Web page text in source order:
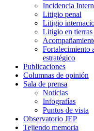
Incidencia
Litigio penal
Litigio
Litigio en tierras
Fortalecimiento
estratégico
Publicaciones
Columnas de opinión
Sala de prensa
Noticias
Infografías
Puntos de vista
Observatorio JEP
Tejiendo memoria